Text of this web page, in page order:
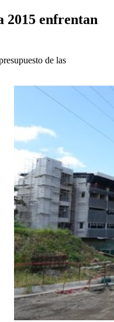
2015 enfrentan
de las